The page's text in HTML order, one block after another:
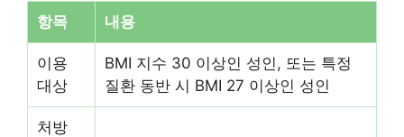
항목 내용
이용
대상
BMI 지수 30 이상인 성인, 또는 특정
질환 동반 시 BMI 27 이상인 성인
처방